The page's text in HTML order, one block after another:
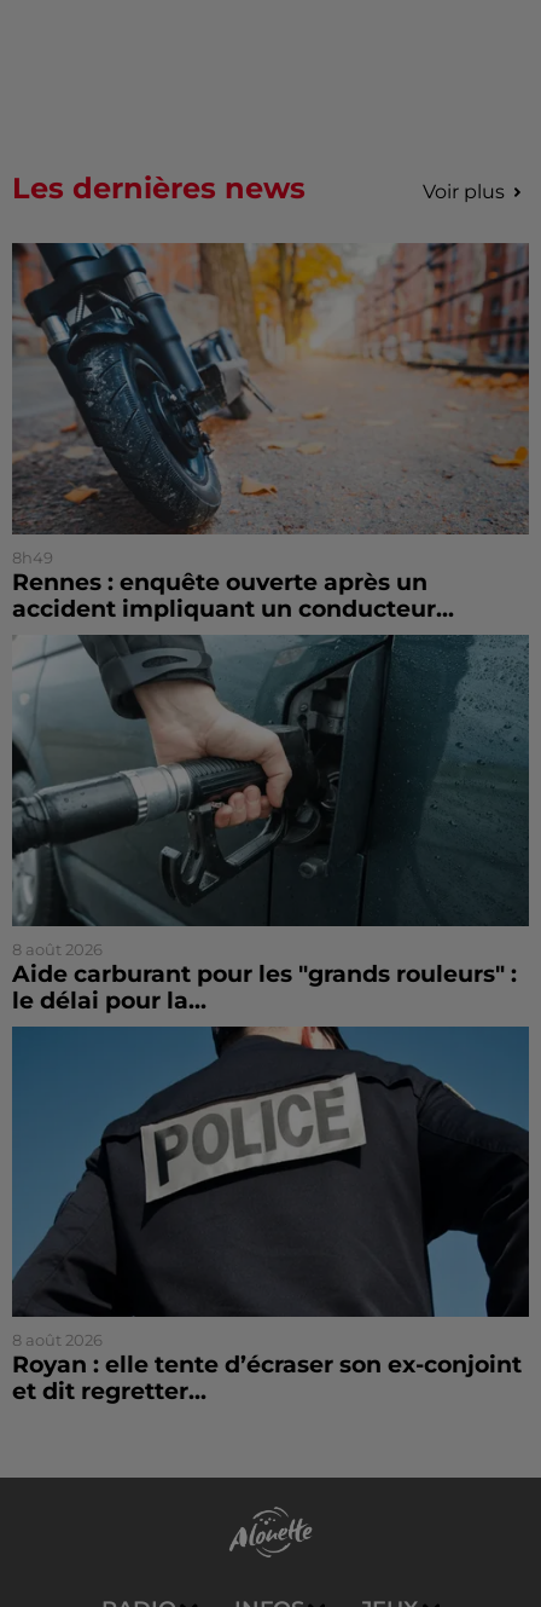
Les dernières news Voir plus
8h49
Rennes : enquête ouverte après un
accident impliquant un conducteur...
8 août 2026
Aide carburant pour les "grands rouleurs" :
le délai pour la...
8 août 2026
Royan : elle tente d’écraser son ex-conjoint
et dit regretter...